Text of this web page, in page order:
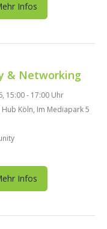
Infos
& Networking
15:00 - 17:00 Uhr
Hub Köln, Im Mediapark 5
Infos